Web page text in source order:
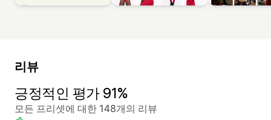
리뷰
긍정적인 평가 91%
모든 프리셋에 대한 148개의 리뷰